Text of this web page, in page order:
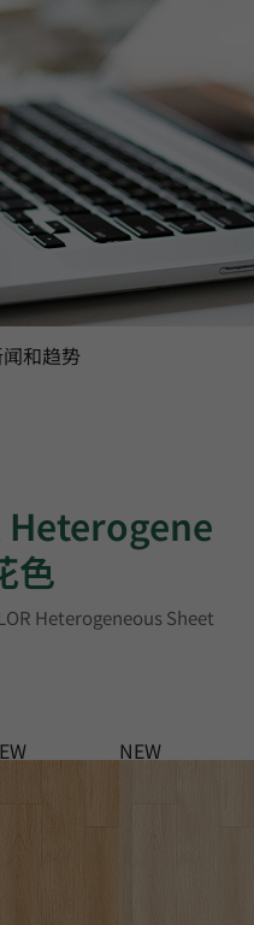
和趋势
Heterogene
色
Heterogeneous Sheet
NEW